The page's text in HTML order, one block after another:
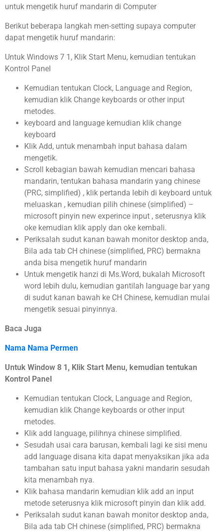
untuk mengetik huruf mandarin di Computer
Berikut beberapa langkah men-setting supaya computer
dapat mengetik huruf mandarin:
Untuk Windows 7 1, Klik Start Menu, kemudian tentukan
Kontrol Panel
Kemudian tentukan Clock, Language and Region,
kemudian klik Change keyboards or other input
metodes.
keyboard and language kemudian klik change
keyboard
Klik Add, untuk menambah input bahasa dalam
mengetik.
Scroll kebagian bawah kemudian mencari bahasa
mandarin, tentukan bahasa mandarin yang chinese
(PRC, simplified) , klik pertanda lebih di keyboard untuk
meluaskan , kemudian pilih chinese (simplified) –
microsoft pinyin new experince input , seterusnya klik
oke kemudian klik apply dan oke kembali.
Periksalah sudut kanan bawah monitor desktop anda,
Bila ada tab CH chinese (simplified, PRC) bermakna
anda bisa mengetik huruf mandarin
Untuk mengetik hanzi di Ms.Word, bukalah Microsoft
word lebih dulu, kemudian gantilah language bar yang
di sudut kanan bawah ke CH Chinese, kemudian mulai
mengetik sesuai pinyinnya.
Baca Juga
Nama Nama Permen
Untuk Window 8 1, Klik Start Menu, kemudian tentukan
Kontrol Panel
Kemudian tentukan Clock, Language and Region,
kemudian klik Change keyboards or other input
metodes.
Klik add language, pilihnya chinese simplified.
Sesudah usai cara barusan, kembali lagi ke sisi menu
add language disana kita dapat menyaksikan jika ada
tambahan satu input bahasa yakni mandarin sesudah
kita menambah nya.
Klik bahasa mandarin kemudian klik add an input
metode seterusnya klik microsoft pinyin dan klik add.
Periksalah sudut kanan bawah monitor desktop anda,
Bila ada tab CH chinese (simplified, PRC) bermakna